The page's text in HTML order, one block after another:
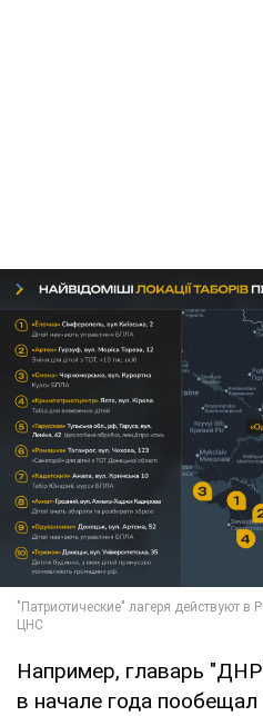
Например, главарь
в начале года